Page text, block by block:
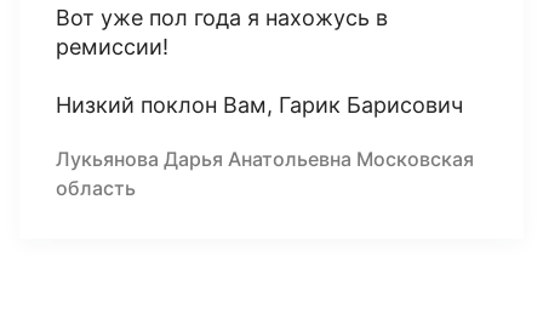
Вот уже пол года я нахожусь в
ремиссии!
Низкий поклон Вам, Гарик Барисович
Лукьянова Дарья Анатольевна Московская
область